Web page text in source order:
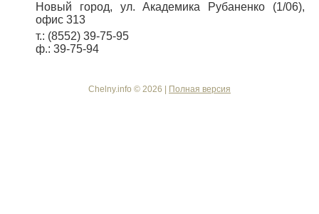
Новый город, ул. Академика Рубаненко (1/06),
офис 313
т.: (8552) 39-75-95
ф.: 39-75-94
Chelny.info © 2026 | Полная версия